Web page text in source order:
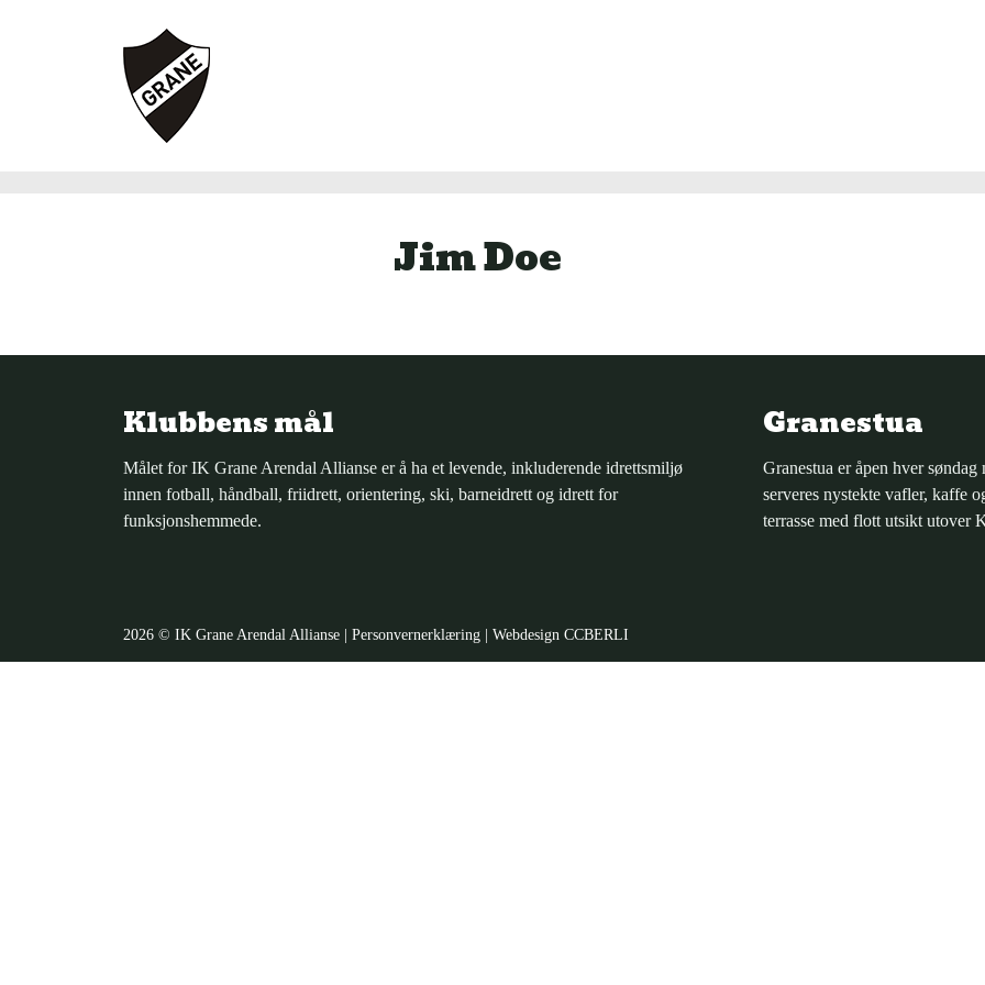
Jim Doe
Klubbens mål
Målet for IK Grane Arendal Allianse er å ha et levende, inkluderende idrettsmiljø
innen fotball, håndball, friidrett, orientering, ski, barneidrett og idrett for
funksjonshemmede.
Granestua
Granestua er åpen hver
serveres nystekte vafler, kaffe
terrasse med flott utsikt utover
2026 © IK Grane Arendal Allianse | Personvernerklæring Webdesign CCBERLI